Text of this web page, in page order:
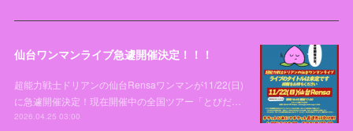
仙台ワンマンライブ急遽開催決定！！！
超能力戦士ドリアンの仙台Rensaワンマンが11/22(日)
に急遽開催決定！現在開催中の全国ツアー「とびだ…
2026.04.25 03:00